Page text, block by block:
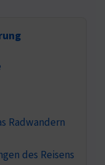
Radwandern
des Reisens